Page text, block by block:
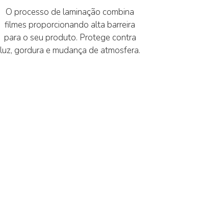
O processo de laminação combina
filmes proporcionando alta barreira
para o seu produto. Protege contra
luz, gordura e mudança de atmosfera.